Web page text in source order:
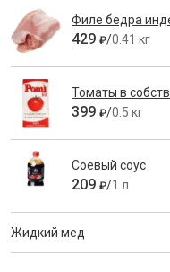
Филе бедра
429 ₽/0.41 кг
Томаты в
399 ₽/0.5 кг
Соевый соус
209 ₽/1 л
Жидкий мед